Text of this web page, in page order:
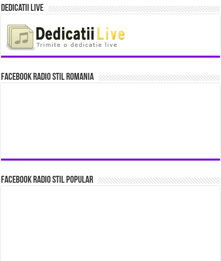
Dedicatii Live
Facebook Radio Stil Romania
Facebook Radio Stil Popular